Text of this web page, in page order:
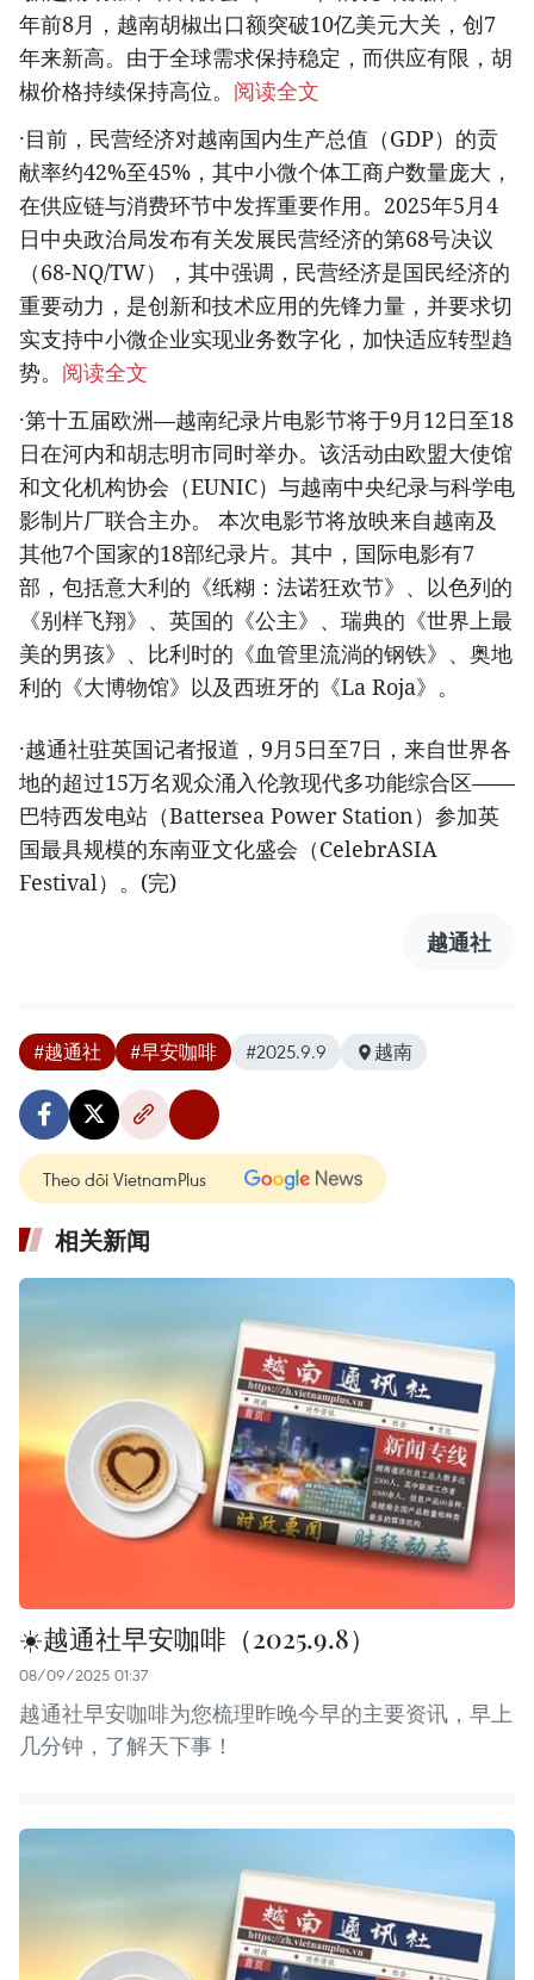
年前8月，越南胡椒出口额突破10亿美元大关，创7
年来新高。由于全球需求保持稳定，而供应有限，胡
椒价格持续保持高位。 阅读全文
·目前，民营经济对越南国内生产总值（GDP）的贡
献率约42%至45%，其中小微个体工商户数量庞大，
在供应链与消费环节中发挥重要作用。2025年5月4
日中央政治局发布有关发展民营经济的第68号决议
（68-NQ/TW），其中强调，民营经济是国民经济的
重要动力，是创新和技术应用的先锋力量，并要求切
实支持中小微企业实现业务数字化，加快适应转型趋
势。 阅读全文
·第十五届欧洲—越南纪录片电影节将于9月12日至18
日在河内和胡志明市同时举办。该活动由欧盟大使馆
和文化机构协会（EUNIC）与越南中央纪录与科学电
影制片厂联合主办。 本次电影节将放映来自越南及
其他7个国家的18部纪录片。其中，国际电影有7
部，包括意大利的《纸糊：法诺狂欢节》、以色列的
《别样飞翔》、英国的《公主》、瑞典的《世界上最
美的男孩》、比利时的《血管里流淌的钢铁》、奥地
利的《大博物馆》以及西班牙的《La Roja》。
·越通社驻英国记者报道，9月5日至7日，来自世界各
地的超过15万名观众涌入伦敦现代多功能综合区——
巴特西发电站（Battersea Power Station）参加英
国最具规模的东南亚文化盛会（CelebrASIA
Festival）。(完)
越通社
#越通社 #早安咖啡 #2025.9.9 越南
Theo dõi VietnamPlus
相关新闻
☀️越通社早安咖啡（2025.9.8）
08/09/2025 01:37
越通社早安咖啡为您梳理昨晚今早的主要资讯，早上
几分钟，了解天下事！